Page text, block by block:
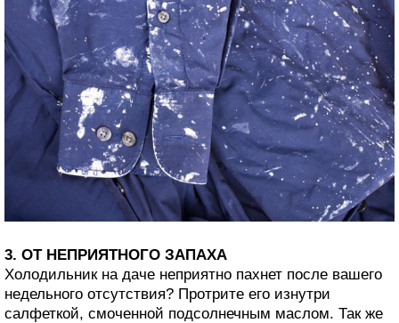
3. ОТ НЕПРИЯТНОГО ЗАПАХА
Холодильник на даче неприятно пахнет после вашего
недельного отсутствия? Протрите его изнутри
салфеткой, смоченной подсолнечным маслом. Так же